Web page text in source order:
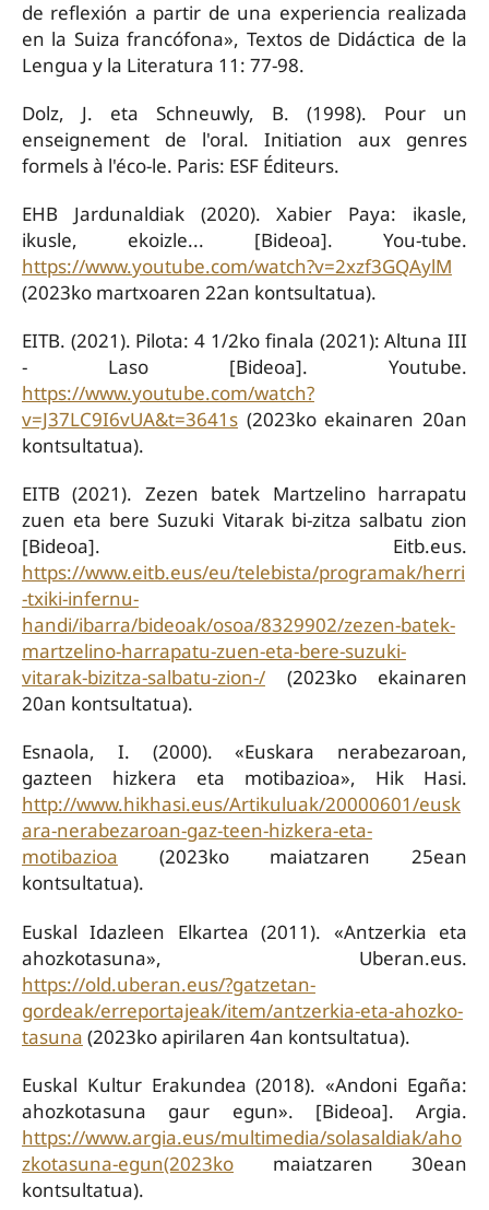
de reflexión a partir de una experiencia realizada
en la Suiza francófona», Textos de Didáctica de la
Lengua y la Literatura 11: 77-98.
Dolz, J. eta Schneuwly, B. (1998). Pour un
enseignement de l'oral. Initiation aux genres
formels à l'éco-le. Paris: ESF Éditeurs.
EHB Jardunaldiak (2020). Xabier Paya: ikasle,
ikusle, ekoizle... [Bideoa]. You-tube.
https://www.youtube.com/watch?v=2xzf3GQAylM
(2023ko martxoaren 22an kontsultatua).
EITB. (2021). Pilota: 4 1/2ko finala (2021): Altuna III
- Laso [Bideoa]. Youtube.
https://www.youtube.com/watch?
v=J37LC9I6vUA&t=3641s(2023ko ekainaren 20an
kontsultatua).
EITB (2021). Zezen batek Martzelino harrapatu
zuen eta bere Suzuki Vitarak bi-zitza salbatu zion
[Bideoa]. Eitb.eus.
https://www.eitb.eus/eu/telebista/programak/herri
-txiki-infernu-
handi/ibarra/bideoak/osoa/8329902/zezen-batek-
martzelino-harrapatu-zuen-eta-bere-suzuki-
vitarak-bizitza-salbatu-zion-/(2023ko ekainaren
20an kontsultatua).
Esnaola, I. (2000). «Euskara nerabezaroan,
gazteen hizkera eta motibazioa», Hik Hasi.
http://www.hikhasi.eus/Artikuluak/20000601/eusk
ara-nerabezaroan-gaz-teen-hizkera-eta-
motibazioa (2023ko maiatzaren 25ean
kontsultatua).
Euskal Idazleen Elkartea (2011). «Antzerkia eta
ahozkotasuna», Uberan.eus.
https://old.uberan.eus/?gatzetan-
gordeak/erreportajeak/item/antzerkia-eta-ahozko-
tasuna (2023ko apirilaren 4an kontsultatua).
Euskal Kultur Erakundea (2018). «Andoni Egaña:
ahozkotasuna gaur egun». [Bideoa]. Argia.
https://www.argia.eus/multimedia/solasaldiak/aho
zkotasuna-egun(2023komaiatzaren 30ean
kontsultatua).